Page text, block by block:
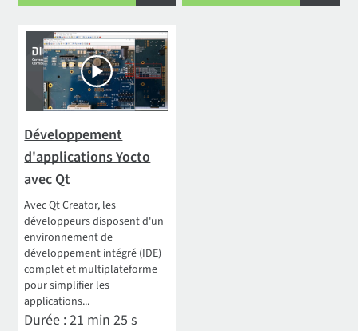
Développement
d'applications Yocto
avec Qt
Avec Qt Creator, les
développeurs disposent d'un
environnement de
développement intégré (IDE)
complet et multiplateforme
pour simplifier les
applications...
Durée : 21 min 25 s